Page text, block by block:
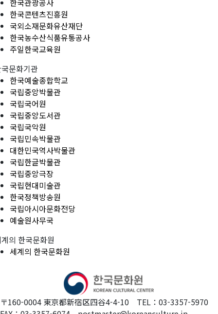
한국관광공사
한국콘텐츠진흥원
국외소재문화유산재단
한국농수산식품유통공사
주일한국교육원
문화기관
한국예술종합학교
국립중앙박물관
국립국어원
국립중앙도서관
국립국악원
국립민속박물관
대한민국역사박물관
국립한글박물관
국립중앙극장
국립현대미술관
한국정책방송원
국립아시아문화전당
예술원사무국
의 한국문화원
세계의 한국문화원
〒160-0004 東京都新宿区四谷4-4-10 TEL：03-3357-5970